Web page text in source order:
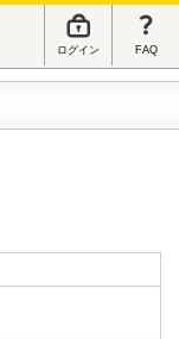
ログイン FAQ